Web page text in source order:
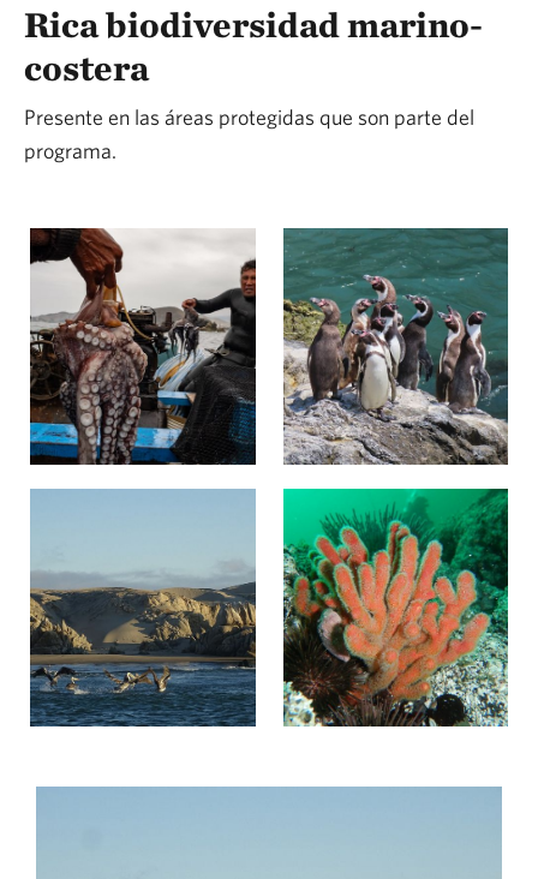
Rica biodiversidad marino-
costera
Presente en las áreas protegidas que son parte del
programa.